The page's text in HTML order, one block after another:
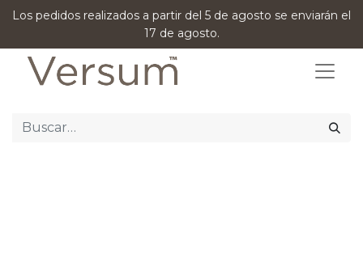
Los pedidos realizados a partir del 5 de agosto se enviarán el
17 de agosto.